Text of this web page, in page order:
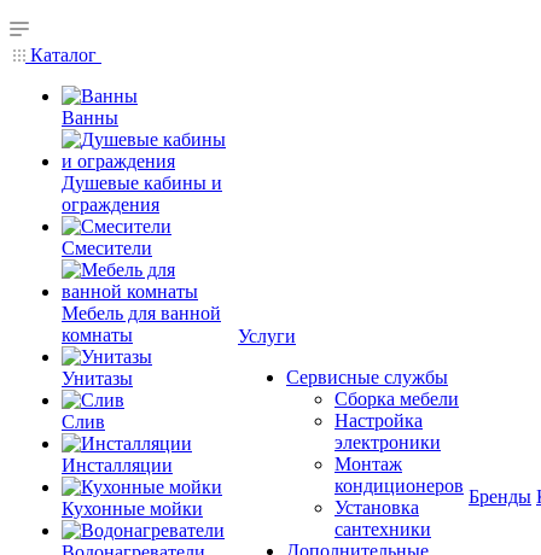
Каталог
Ванны
Душевые кабины и
ограждения
Смесители
Мебель для ванной
комнаты
Унитазы
Слив
Инсталляции
Кухонные мойки
Услуги
Сервисные службы
Сборка мебели
Настройка
электроники
Монтаж
кондиционеров
Установка
сантехники
Дополнительные
Бренды